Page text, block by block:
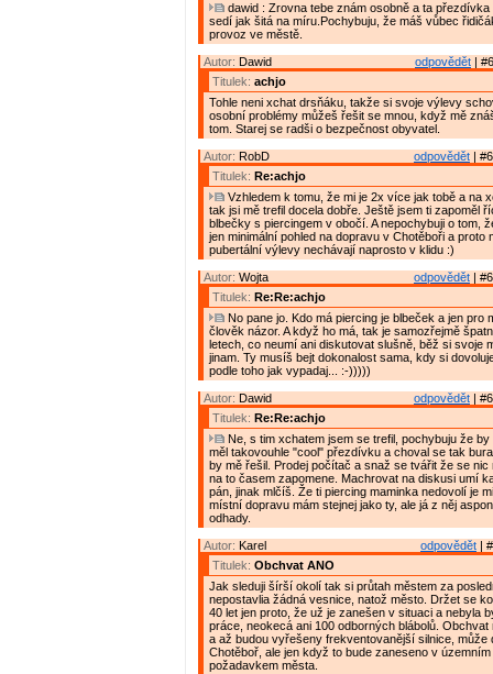
dawid : Zrovna tebe znám osobně a ta přezdívka
sedí jak šitá na míru.Pochybuju, že máš vůbec
provoz ve městě.
odpovědět |
Autor: Dawid
Titulek: achjo
Tohle neni xchat drsňáku, takže si svoje výlevy
osobní problémy můžeš řešit se mnou, když mě
tom. Starej se radši o bezpečnost obyvatel.
odpovědět |
Autor: RobD
Titulek: Re:achjo
Vzhledem k tomu, že mi je 2x více jak tobě a na
tak jsi mě trefil docela dobře. Ještě jsem ti zapoměl
blbečky s piercingem v obočí. A nepochybuji o tom,
jen minimální pohled na dopravu v Chotěboři a proto
pubertální výlevy nechávají naprosto v klidu :)
odpovědět |
Autor: Wojta
Titulek: Re:Re:achjo
No pane jo. Kdo má piercing je blbeček a jen pro
člověk názor. A když ho má, tak je samozřejmě
letech, co neumí ani diskutovat slušně, běž si svoje
jinam. Ty musíš bejt dokonalost sama, kdy si
podle toho jak vypadaj... :-)))))
odpovědět |
Autor: Dawid
Titulek: Re:Re:achjo
Ne, s tim xchatem jsem se trefil, pochybuju že by
měl takovouhle "cool" přezdívku a choval se tak
by mě řešil. Prodej počítač a snaž se tvářit že se nic
na to časem zapomene. Machrovat na diskusi umí
pán, jinak mlčíš. Že ti piercing maminka nedovolí je
místní dopravu mám stejnej jako ty, ale já z něj
odhady.
odpovědět |
Autor: Karel
Titulek: Obchvat ANO
Jak sleduji šírší okolí tak si průtah městem za
nepostavlia žádná vesnice, natož město. Držet se
40 let jen proto, že už je zanešen v situaci a nebyla
práce, neokecá ani 100 odborných blábolů.
a až budou vyřešeny frekventovanější silnice, může
Chotěboř, ale jen když to bude zaneseno v územním
požadavkem města.